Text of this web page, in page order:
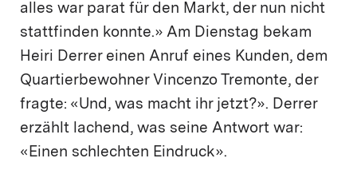
alles war parat für den Markt, der nun nicht
stattfinden konnte.» Am Dienstag bekam
Heiri Derrer einen Anruf eines Kunden, dem
Quartierbewohner Vincenzo Tremonte, der
fragte: «Und, was macht ihr jetzt?». Derrer
erzählt lachend, was seine Antwort war:
«Einen schlechten Eindruck».